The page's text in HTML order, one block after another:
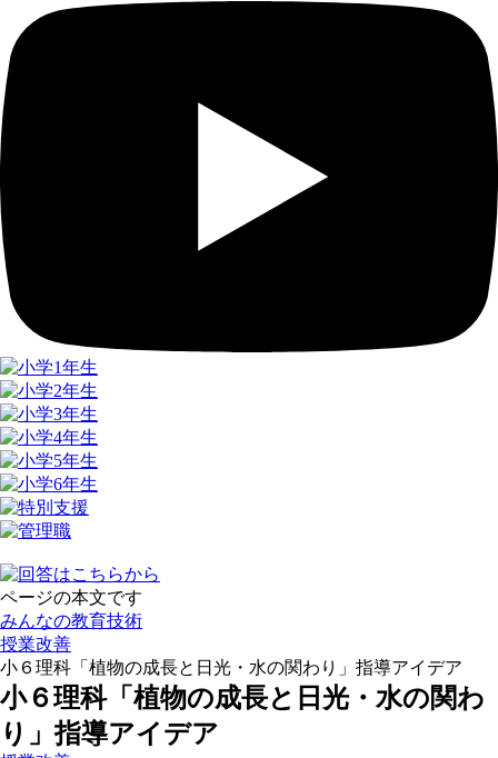
ページの本文です
みんなの教育技術
授業改善
小６理科「植物の成長と日光・水の関わり」指導アイデア
小６理科「植物の成長と日光・水の関わ
り」指導アイデア